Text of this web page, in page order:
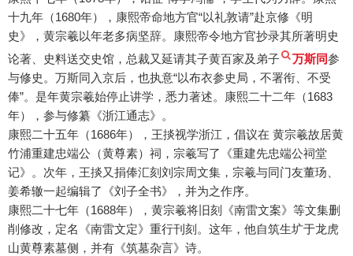
十九年（1680年），康熙帝命地方官“以礼敦请”赴京修《明
史》，黄宗羲以年老多病坚辞。康熙帝令地方官抄录其所著明史
论著、史料送交史馆，总裁又延请其子黄百家及弟子
万斯同参
与修史。万斯同入京后，也执意“以布衣参史局，不署衔、不受
俸”。是年黄宗羲始停止讲学，悉力著述。康熙二十二年（1683
年），参与修纂《浙江通志》。
康熙二十五年（1686年），王掞视学浙江，倡议在 黄宗羲故居黄
竹浦重建忠端公（黄尊素）祠，宗羲写了《重建先忠端公祠堂
记》。次年，王掞又捐俸汇刻刘宗周文集，宗羲与同门友董玚、
姜希辙一起编辑了《刘子全书》，并为之作序。
康熙二十七年（1688年），黄宗羲将旧刻《南雷文案》等文集删
削修改，定名《南雷文定》重行刊刻。这年，他自筑生圹于龙虎
山黄尊素墓侧，并有《筑墓杂言》诗。